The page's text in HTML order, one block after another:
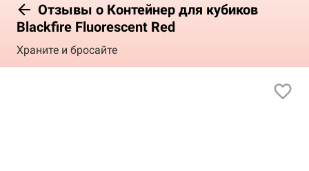
Отзывы о Контейнер для кубиков
Blackfire Fluorescent Red
Храните и бросайте